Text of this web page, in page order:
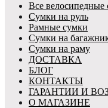
Все велосипедные
Сумки на руль
Рамные сумки
Сумки на
Сумки на раму
ДОСТАВКА
БЛОГ
КОНТАКТЫ
ГАРАНТИИ И
О МАГАЗИНЕ